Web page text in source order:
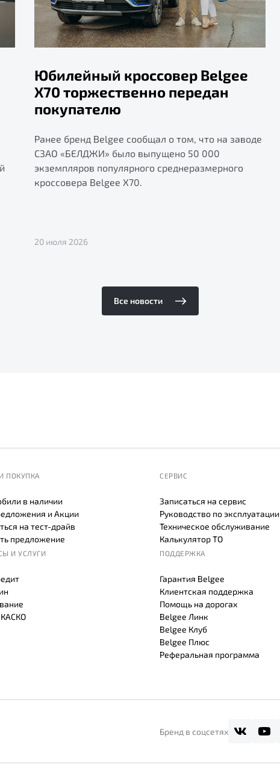
Юбилейный кроссовер Belgee
X70 торжественно передан
покупателю
Ранее бренд Belgee сообщал о том, что на заводе
СЗАО «БЕЛДЖИ» было выпущено 50 000
экземпляров популярного среднеразмерного
кроссовера Belgee X70.
20 июля 2026
Все новости
ПОКУПКА
в наличии
и Акции
на тест-драйв
предложение
И УСЛУГИ
КАСКО
СЕРВИС
Записаться на сервис
Руководство по эксплуатации
Техническое обслуживание
Калькулятор ТО
ПОДДЕРЖКА
Гарантия Belgee
Клиентская поддержка
Помощь на дорогах
Belgee Линк
Belgee Клуб
Belgee Плюс
Реферальная программа
Бренд в соцсетях